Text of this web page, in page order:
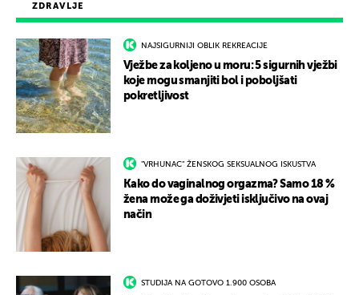
ZDRAVLJE
NAJSIGURNIJI OBLIK REKREACIJE
Vježbe za koljeno u moru: 5 sigurnih vježbi
koje mogu smanjiti bol i poboljšati
pokretljivost
"VRHUNAC" ŽENSKOG SEKSUALNOG ISKUSTVA
Kako do vaginalnog orgazma? Samo 18 %
žena može ga doživjeti isključivo na ovaj
način
STUDIJA NA GOTOVO 1.900 OSOBA